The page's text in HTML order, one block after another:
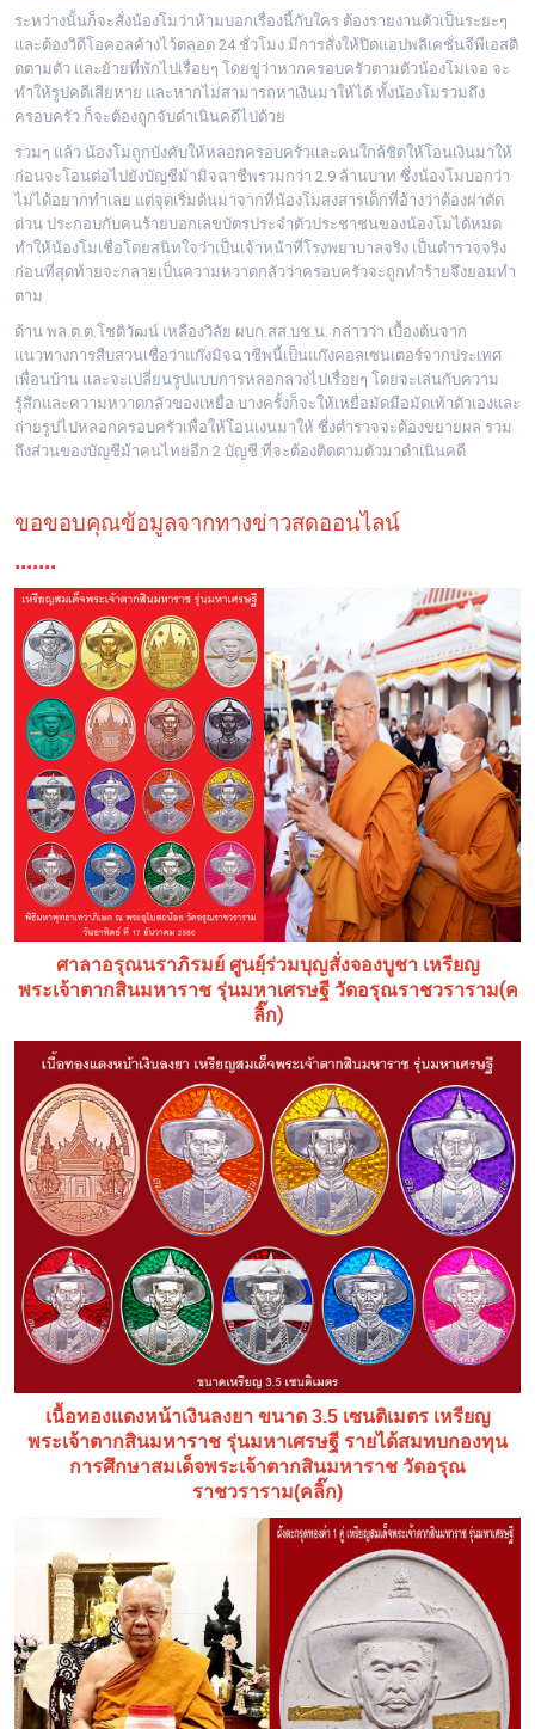
ระหว่างนั้นก็จะสั่งน้องโมว่าห้ามบอกเรื่องนี้กับใคร ต้องรายงานตัวเป็นระยะๆ
และต้องวิดีโอคอลค้างไว้ตลอด 24 ชั่วโมง มีการสั่งให้ปิดแอปพลิเคชั่นจีพีเอสติ
ดตามตัว และย้ายที่พักไปเรื่อยๆ โดยขู่ว่าหากครอบครัวตามตัวน้องโมเจอ จะ
ทำให้รูปคดีเสียหาย และหากไม่สามารถหาเงินมาให้ได้ ทั้งน้องโมรวมถึง
ครอบครัว ก็จะต้องถูกจับดำเนินคดีไปด้วย
รวมๆ แล้ว น้องโมถูกบังคับให้หลอกครอบครัวและคนใกล้ชิดให้โอนเงินมาให้
ก่อนจะโอนต่อไปยังบัญชีม้ามิจฉาชีพรวมกว่า 2.9 ล้านบาท ซึ่งน้องโมบอกว่า
ไม่ได้อยากทำเลย แต่จุดเริ่มต้นมาจากที่น้องโมสงสารเด็กที่อ้างว่าต้องผ่าตัด
ด่วน ประกอบกับคนร้ายบอกเลขบัตรประจำตัวประชาชนของน้องโมได้หมด
ทำให้น้องโมเชื่อโดยสนิทใจว่าเป็นเจ้าหน้าที่โรงพยาบาลจริง เป็นตำรวจจริง
ก่อนที่สุดท้ายจะกลายเป็นความหวาดกลัวว่าครอบครัวจะถูกทำร้ายจึงยอมทำ
ตาม
ด้าน พล.ต.ต.โชติวัฒน์ เหลืองวิลัย ผบก.สส.บช.น. กล่าวว่า เบื้องต้นจาก
แนวทางการสืบสวนเชื่อว่าแก๊งมิจฉาชีพนี้เป็นแก๊งคอลเซนเตอร์จากประเทศ
เพื่อนบ้าน และจะเปลี่ยนรูปแบบการหลอกลวงไปเรื่อยๆ โดยจะเล่นกับความ
รู้สึกและความหวาดกลัวของเหยื่อ บางครั้งก็จะให้เหยื่อมัดมือมัดเท้าตัวเองและ
ถ่ายรูปไปหลอกครอบครัวเพื่อให้โอนเงนมาให้ ซึ่งตำรวจจะต้องขยายผล รวม
ถึงส่วนของบัญชีม้าคนไทยอีก 2 บัญชี ที่จะต้องติดตามตัวมาดำเนินคดี
ขอขอบคุณข้อมูลจากทางข่าวสดออนไลน์
.......
ศาลาอรุณนราภิรมย์ ศูนยฺ์ร่วมบุญสั่งจองบูชา เหรียญ
พระเจ้าตากสินมหาราช รุ่นมหาเศรษฐี วัดอรุณราชวราราม(ค
ลิ๊ก)
เนื้อทองแดงหน้าเงินลงยา ขนาด 3.5 เซนติเมตร เหรียญ
พระเจ้าตากสินมหาราช รุ่นมหาเศรษฐี รายได้สมทบกองทุน
การศึกษาสมเด็จพระเจ้าตากสินมหาราช วัดอรุณ
ราชวราราม(คลิ๊ก)